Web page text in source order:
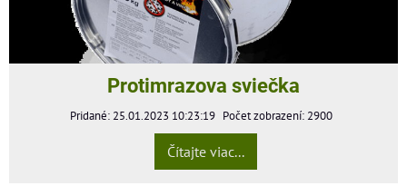
Protimrazova sviečka
Pridané: 25.01.2023 10:23:19 Počet zobrazení: 2900
Čítajte viac...